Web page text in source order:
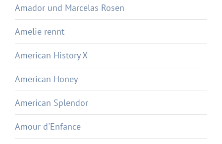
Amador und Marcelas Rosen
Amelie rennt
American History X
American Honey
American Splendor
Amour d'Enfance